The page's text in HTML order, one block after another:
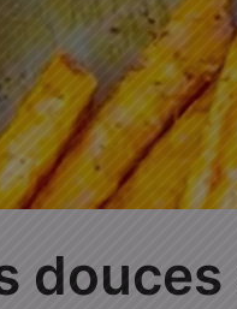
douces